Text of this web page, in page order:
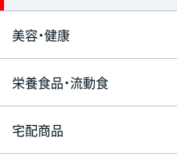
美容・健康
栄養食品・流動食
宅配商品